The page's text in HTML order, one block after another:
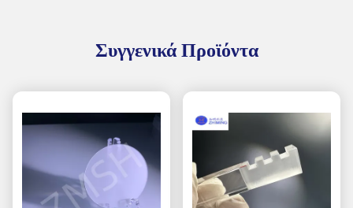
Συγγενικά Προϊόντα